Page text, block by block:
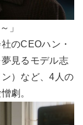
」
のCEOハン・
見るモデル志
）など、4人の
劇。